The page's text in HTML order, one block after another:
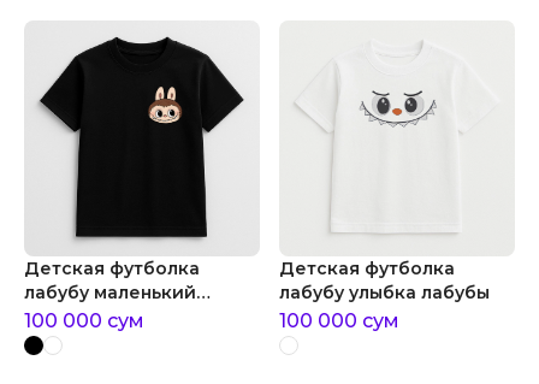
Детская футболка
лабубу маленький
милый лабубу
100 000 сум
Детская футболка
лабубу улыбка лабубы
100 000 сум